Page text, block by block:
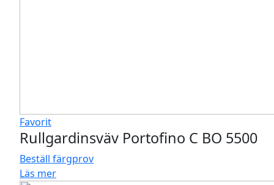
Favorit
Rullgardinsväv Portofino C BO 5500
Beställ färgprov
Läs mer